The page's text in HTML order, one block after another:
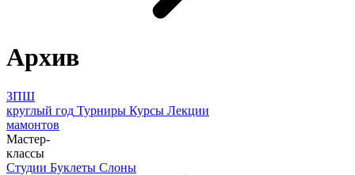
Архив
ЗПШ
круглый год Турниры Курсы Лекции
мамонтов
Мастер-
классы
Студии Буклеты Слоны